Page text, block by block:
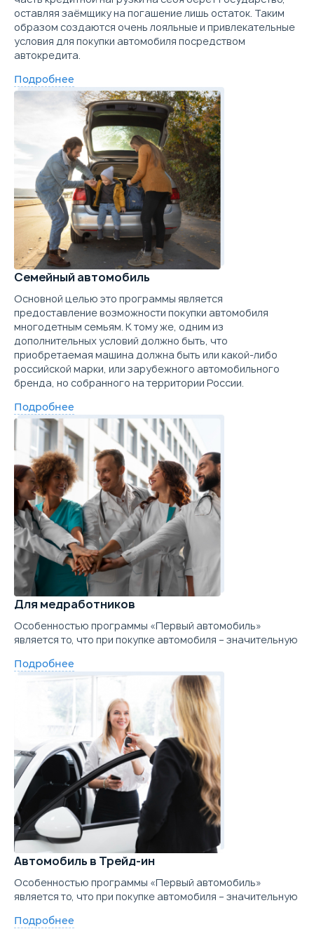
Цена от
1 319 900
Цена в кредит
Trade-in
Забронировать
Параметры Выгода
Скидка в кредит
250 000 ₽
Скидка в Трейд-ин
1 369 900
Цена в кредит
16 308
Купить в кредит
Trade-in
Забронировать
оставляя заёмщику на погашение лишь остаток. Таким
образом создаются очень лояльные и привлекательные
условия для покупки автомобиля посредством
автокредита.
Подробнее
Семейный автомобиль
Основной целью это программы является
предоставление возможности покупки автомобиля
многодетным семьям. К тому же, одним из
дополнительных условий должно быть, что
приобретаемая машина должна быть или какой-либо
российской марки, или зарубежного автомобильного
бренда, но собранного на территории России.
Подробнее
Для медработников
Особенностью программы «Первый автомобиль»
является то, что при покупке автомобиля – значительную
Подробнее
Автомобиль в Трейд-ин
Особенностью программы «Первый автомобиль»
является то, что при покупке автомобиля – значительную
Подробнее